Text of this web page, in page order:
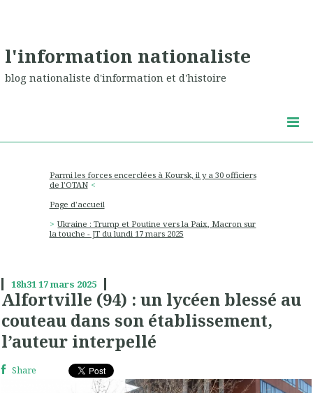
l'information nationaliste
blog nationaliste d'information et d'histoire
Parmi les forces encerclées à Koursk, il y a 30 officiers
de l'OTAN
Page d'accueil
Ukraine : Trump et Poutine vers la Paix, Macron sur
la touche - JT du lundi 17 mars 2025
18h3117mars 2025
Alfortville (94) : un lycéen blessé au
couteau dans son établissement,
l’auteur interpellé
Share